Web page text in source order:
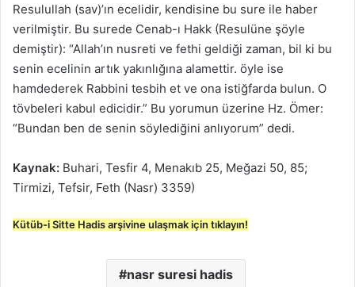
Resulullah (sav)’ın ecelidir, kendisine bu sure ile haber
verilmiştir. Bu surede Cenab-ı Hakk (Resulüne şöyle
demiştir): “Allah’ın nusreti ve fethi geldiği zaman, bil ki bu
senin ecelinin artık yakınlığına alamettir. öyle ise
hamdederek Rabbini tesbih et ve ona istiğfarda bulun. O
tövbeleri kabul edicidir.” Bu yorumun üzerine Hz. Ömer:
“Bundan ben de senin söylediğini anlıyorum” dedi.
Kaynak: Buhari, Tesfir 4, Menakıb 25, Meğazi 50, 85;
Tirmizi, Tefsir, Feth (Nasr) 3359)
Kütüb-i Sitte Hadis arşivine ulaşmak için tıklayın!
nasr suresi hadis